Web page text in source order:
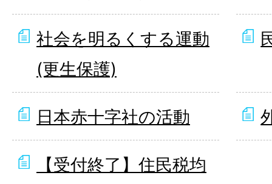
社会を明るくする運動
(更生保護)
日本赤十字社の活動
【受付終了】住民税均